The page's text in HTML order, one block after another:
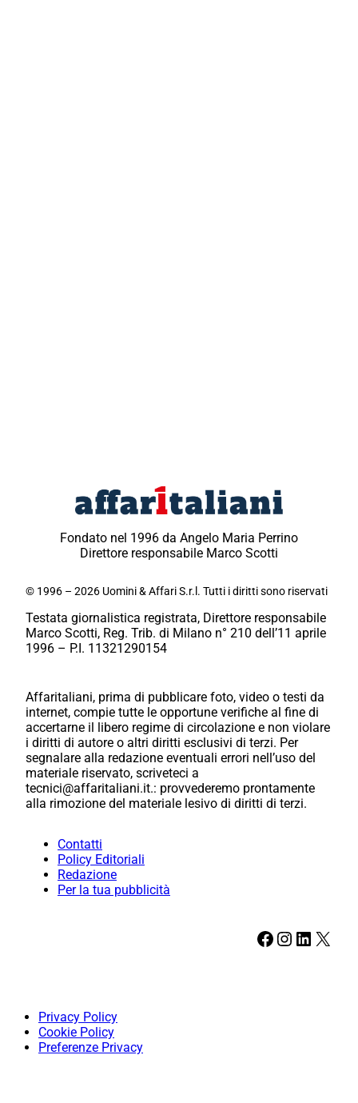
Fondato nel 1996 da Angelo Maria Perrino
Direttore responsabile Marco Scotti
© 1996 – 2026 Uomini & Affari S.r.l. Tutti i diritti sono riservati
Testata giornalistica registrata, Direttore responsabile
Marco Scotti, Reg. Trib. di Milano n° 210 dell’11 aprile
1996 – P.I. 11321290154
Affaritaliani, prima di pubblicare foto, video o testi da
internet, compie tutte le opportune verifiche al fine di
accertarne il libero regime di circolazione e non violare
i diritti di autore o altri diritti esclusivi di terzi. Per
segnalare alla redazione eventuali errori nell’uso del
materiale riservato, scriveteci a
tecnici@affaritaliani.it.: provvederemo prontamente
alla rimozione del materiale lesivo di diritti di terzi.
Contatti
Policy Editoriali
Redazione
Per la tua pubblicità
Facebook Instagram LinkedIn X
Privacy Policy
Cookie Policy
Preferenze Privacy